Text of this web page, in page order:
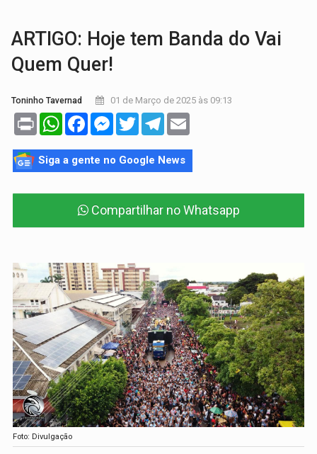
ARTIGO: Hoje tem Banda do Vai
Quem Quer!
Toninho Tavernad 01 de Março de 2025 às 09:13
Print WhatsAppFacebookMessenger
TwitterTelegram
Siga a gente no Google News
Compartilhar no Whatsapp
Foto: Divulgação